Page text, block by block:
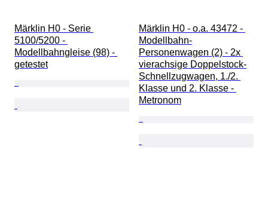
Märklin H0 - Serie
5100/5200 -
Modellbahngleise (98) -
getestet
Märklin H0 - o.a. 43472 -
Modellbahn-
Personenwagen (2) - 2x
vierachsige Doppelstock-
Schnellzugwagen, 1./2.
Klasse und 2. Klasse -
Metronom